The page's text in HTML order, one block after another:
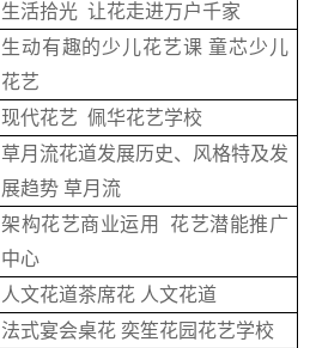
生活拾光 让花走进万户千家
生动有趣的少儿花艺课 童芯少儿
花艺
现代花艺 佩华花艺学校
草月流花道发展历史、风格特及发
展趋势 草月流
架构花艺商业运用 花艺潜能推广
中心
人文花道茶席花 人文花道
法式宴会桌花 奕笙花园花艺学校